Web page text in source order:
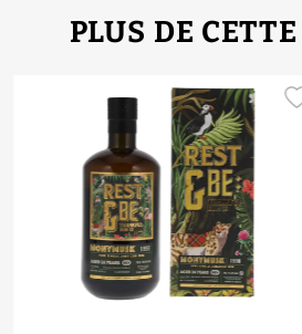
PLUS DE